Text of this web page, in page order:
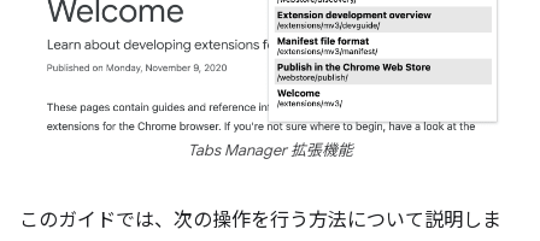
Tabs Manager 拡張機能
このガイドでは、次の操作を行う方法について説明しま